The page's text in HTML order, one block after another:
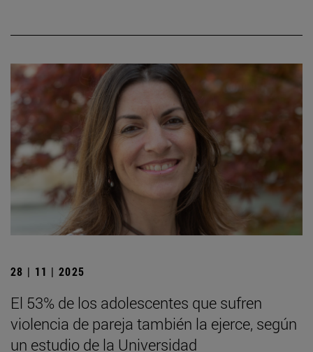
28 | 11 | 2025
El 53% de los adolescentes que sufren
violencia de pareja también la ejerce, según
un estudio de la Universidad